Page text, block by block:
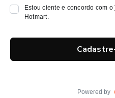
Estou ciente e concordo com o
Hotmart.
Powered by